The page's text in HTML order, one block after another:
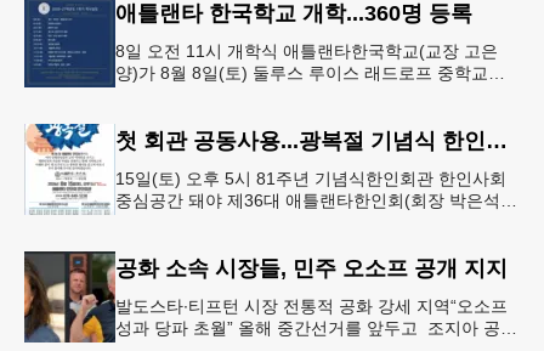
애틀랜타 한국학교 개학...360명 등록
8일 오전 11시 개학식 애틀랜타한국학교(교장 고은
양)가 8월 8일(토) 둘루스 루이스 래드로프 중학교에
첫 회관 공동사용...광복절 기념식 한인회관서
15일(토) 오후 5시 81주년 기념식한인회관 한인사회
중심공간 돼야 제36대 애틀랜타한인회(회장 박은석·
공화 소속 시장들, 민주 오소프 공개 지지
발도스타∙티프턴 시장 전통적 공화 강세 지역“오소프
성과 당파 초월” 올해 중간선거를 앞두고 조지아 공화